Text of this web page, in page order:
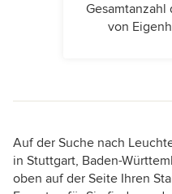
von
Auf der Suche nach
in Stuttgart, Baden-
oben auf der Seite Ihren